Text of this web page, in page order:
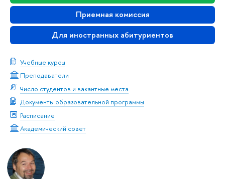
Приемная комиссия
Для иностранных абитуриентов
Учебные курсы
Преподаватели
Число студентов и вакантные места
Документы образовательной программы
Расписание
Академический совет